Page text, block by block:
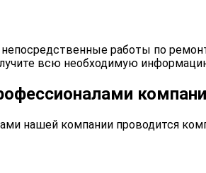
работы по
всю необходимую
нашей компании проводится